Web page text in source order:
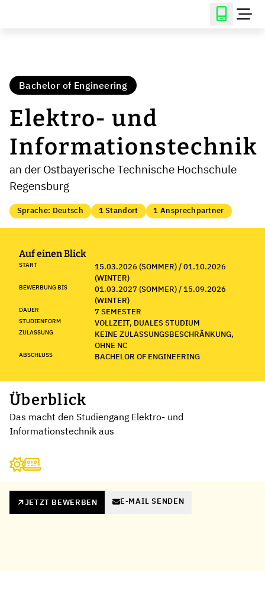
Bachelor of Engineering
Elektro- und
Informationstechnik
an der Ostbayerische Technische Hochschule
Regensburg
Sprache: Deutsch 1 Standort 1 Ansprechpartner
Auf einen Blick
START
15.03.2026 (SOMMER) / 01.10.2026
(WINTER)
BEWERBUNG BIS
01.03.2027 (SOMMER) / 15.09.2026
(WINTER)
DAUER 7 SEMESTER
STUDIENFORM VOLLZEIT, DUALES STUDIUM
ZULASSUNG
KEINE ZULASSUNGSBESCHRÄNKUNG,
OHNE NC
ABSCHLUSS BACHELOR OF ENGINEERING
Überblick
Das macht den Studiengang Elektro- und
Informationstechnik aus
JETZT BEWERBEN E-MAIL SENDEN